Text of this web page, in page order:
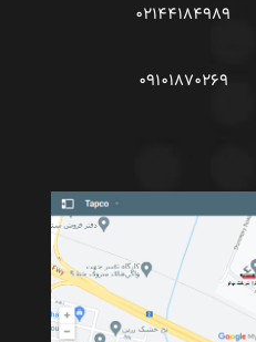
۰۲۱۴۴۱۸۴۹۸۹
۰۹۱۰۱۸۷۰۲۶۹